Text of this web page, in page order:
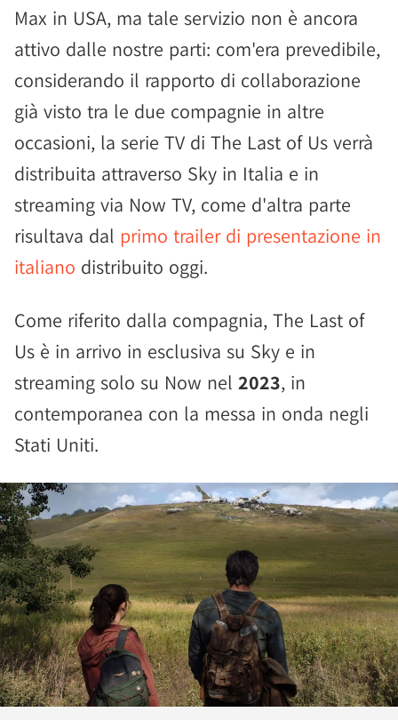
Max in USA, ma tale servizio non è ancora
attivo dalle nostre parti: com'era prevedibile,
considerando il rapporto di collaborazione
già visto tra le due compagnie in altre
occasioni, la serie TV di The Last of Us verrà
distribuita attraverso Sky in Italia e in
streaming via Now TV, come d'altra parte
risultava dal primo trailer di presentazione in
italiano distribuito oggi.
Come riferito dalla compagnia, The Last of
Us è in arrivo in esclusiva su Sky e in
streaming solo su Now nel 2023, in
contemporanea con la messa in onda negli
Stati Uniti.